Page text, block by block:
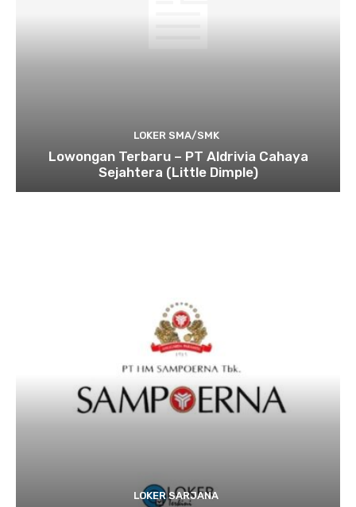
LOKER SMA/SMK
Lowongan Terbaru – PT Aldrivia Cahaya
Sejahtera (Little Dimple)
LOKER SARJANA